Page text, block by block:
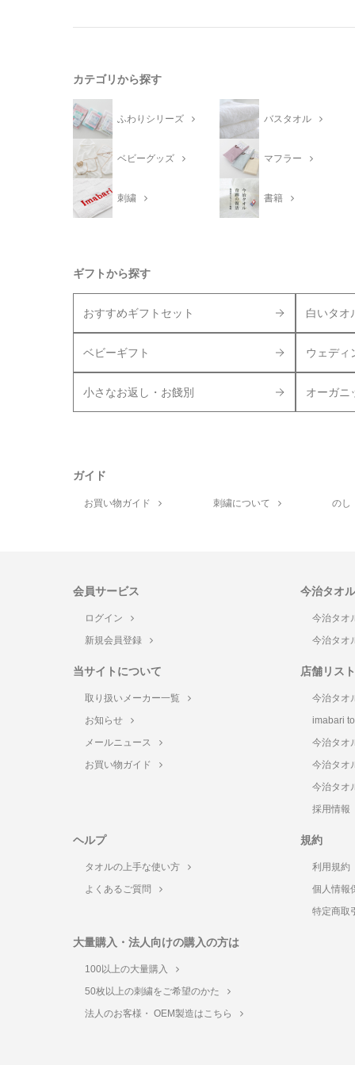
カテゴリから探す
ふわりシリーズ バスタオル
ベビーグッズ マフラー
刺繍 書籍
ギフトから探す
おすすめギフトセット 白いタオ
ベビーギフト ウェディ
小さなお返し・お餞別 オーガニ
ガイド
お買い物ガイド 刺繍について のし
会員サービス
ログイン
新規会員登録
今治タオ
今治タオ
今治タオ
当サイトについて
取り扱いメーカー一覧
お知らせ
メールニュース
お買い物ガイド
店舗リス
今治タオ
imabari
今治タオ
今治タオ
今治タオ
採用情報
ヘルプ
タオルの上手な使い方
よくあるご質問
規約
利用規約
個人情報
特定商取
大量購入・法人向けの購入の方は
100以上の大量購入
50枚以上の刺繍をご希望のかた
法人のお客様・ OEM製造はこちら